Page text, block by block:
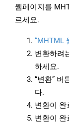
웹페이지를
르세요.
“MHTML
변환하려
하세요.
“변환” 버
다.
변환이 완
변환이